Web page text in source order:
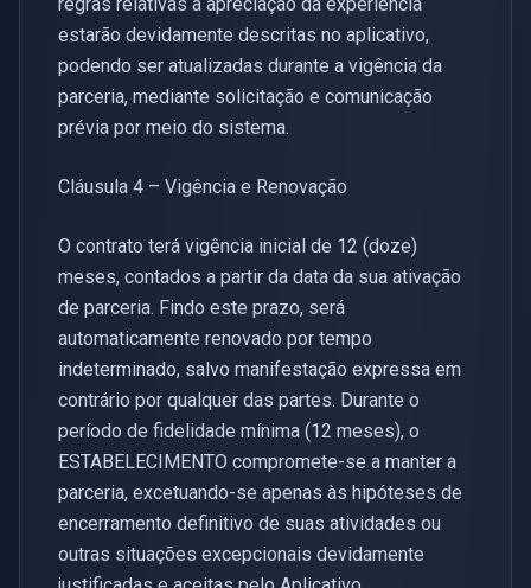
estarão devidamente descritas no aplicativo,
podendo ser atualizadas durante a vigência da
parceria, mediante solicitação e comunicação
prévia por meio do sistema.
Cláusula 4 – Vigência e Renovação
O contrato terá vigência inicial de 12 (doze)
meses, contados a partir da data da sua ativação
de parceria. Findo este prazo, será
automaticamente renovado por tempo
indeterminado, salvo manifestação expressa em
contrário por qualquer das partes. Durante o
período de fidelidade mínima (12 meses), o
ESTABELECIMENTO compromete-se a manter a
parceria, excetuando-se apenas às hipóteses de
encerramento definitivo de suas atividades ou
outras situações excepcionais devidamente